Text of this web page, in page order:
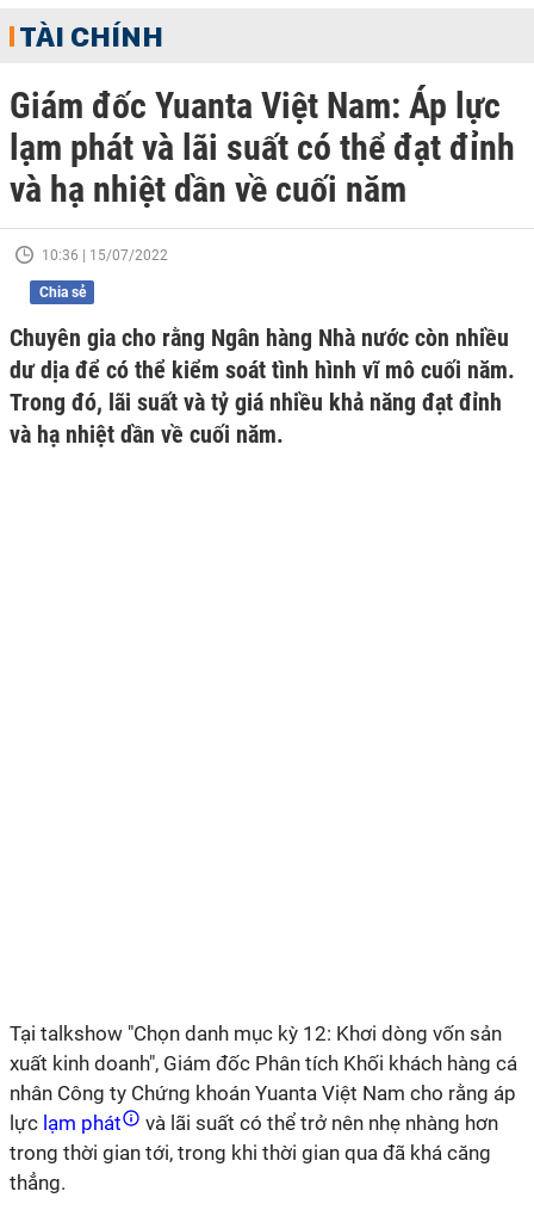
TÀI CHÍNH
Giám đốc Yuanta Việt Nam: Áp lực
lạm phát và lãi suất có thể đạt đỉnh
và hạ nhiệt dần về cuối năm
10:36 | 15/07/2022
Chia sẻ
Chuyên gia cho rằng Ngân hàng Nhà nước còn nhiều
dư dịa để có thể kiểm soát tình hình vĩ mô cuối năm.
Trong đó, lãi suất và tỷ giá nhiều khả năng đạt đỉnh
và hạ nhiệt dần về cuối năm.
Tại talkshow "Chọn danh mục kỳ 12: Khơi dòng vốn sản
xuất kinh doanh", Giám đốc Phân tích Khối khách hàng cá
nhân Công ty Chứng khoán Yuanta Việt Nam cho rằng áp
lực lạm phát
và lãi suất có thể trở nên nhẹ nhàng hơn
trong thời gian tới, trong khi thời gian qua đã khá căng
thẳng.